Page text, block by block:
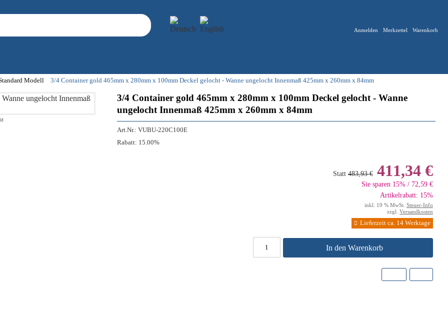
Anmelden Merkzettel Warenkorb
Modell 3/4 Container gold 465mm x 280mm x 100mm Deckel gelocht - Wanne ungelocht Innenmaß 425mm x 260mm x 84mm
3/4 Container gold 465mm x 280mm x 100mm Deckel gelocht - Wanne
ungelocht Innenmaß 425mm x 260mm x 84mm
Art.Nr.: VUBU-220C100E
Rabatt: 15.00%
Statt 483,93 € 411,34 €
Sie sparen 15% / 72,59 €
Artikelrabatt: 15%
inkl. 19 % MwSt. Steuer-Info
zzgl. Versandkosten
Lieferzeit ca. 14 Werktage
In den Warenkorb